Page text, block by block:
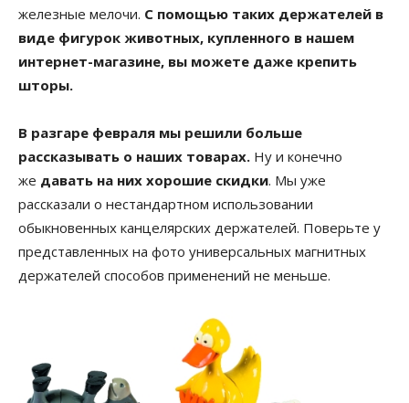
железные мелочи. С помощью таких держателей в
виде фигурок животных, купленного в нашем
интернет-магазине, вы можете даже крепить
шторы.
В разгаре февраля мы решили больше
рассказывать о наших товарах. Ну и конечно
же давать на них хорошие скидки. Мы уже
рассказали о нестандартном использовании
обыкновенных канцелярских держателей. Поверьте у
представленных на фото универсальных магнитных
держателей способов применений не меньше.